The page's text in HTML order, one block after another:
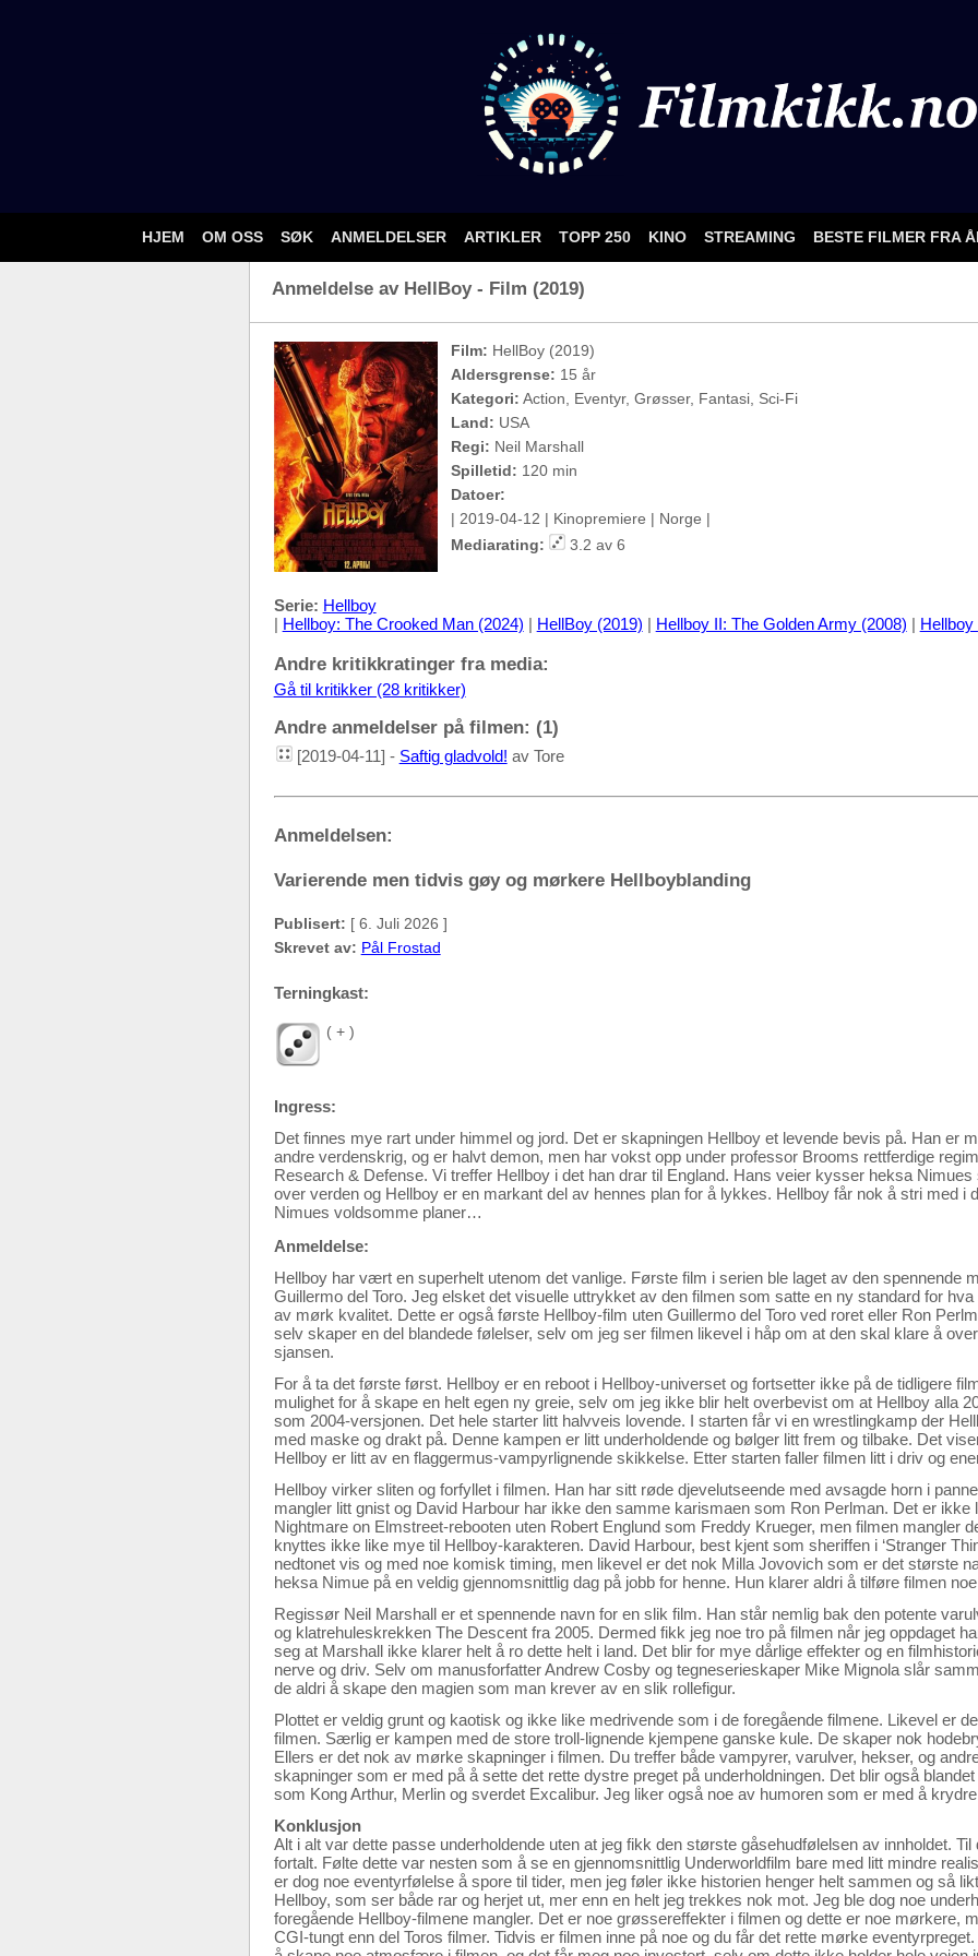
HJEM OM OSS SØK ANMELDELSER ARTIKLER TOPP 250 KINO STREAMING BESTE FILMER FRA
Anmeldelse av HellBoy - Film (2019)
Film: HellBoy (2019)
Aldersgrense: 15 år
Kategori: Action, Eventyr, Grøsser, Fantasi, Sci-Fi
Land: USA
Regi: Neil Marshall
Spilletid: 120 min
Datoer:
| 2019-04-12 | Kinopremiere | Norge |
Mediarating:
3.2 av 6
Serie: Hellboy
| Hellboy: The Crooked Man (2024) | HellBoy (2019) | Hellboy II: The Golden Army (2008) | Hellboy
Andre kritikkratinger fra media:
Gå til kritikker (28 kritikker)
Andre anmeldelser på filmen: (1)
[2019-04-11] - Saftig gladvold! av Tore
Anmeldelsen:
Varierende men tidvis gøy og mørkere Hellboyblanding
Publisert: [ 6. Juli 2026 ]
Skrevet av: Pål Frostad
Terningkast:
( + )
Ingress:
Det finnes mye rart under himmel og jord. Det er skapningen Hellboy et levende bevis på. Han er
andre verdenskrig, og er halvt demon, men har vokst opp under professor Brooms rettferdige
Research & Defense. Vi treffer Hellboy i det han drar til England. Hans veier kysser heksa Nimues
over verden og Hellboy er en markant del av hennes plan for å lykkes. Hellboy får nok å stri med i
Nimues voldsomme planer…
Anmeldelse:
Hellboy har vært en superhelt utenom det vanlige. Første film i serien ble laget av den spennende
Guillermo del Toro. Jeg elsket det visuelle uttrykket av den filmen som satte en ny standard for
av mørk kvalitet. Dette er også første Hellboy-film uten Guillermo del Toro ved roret eller Ron
selv skaper en del blandede følelser, selv om jeg ser filmen likevel i håp om at den skal klare å
sjansen.
For å ta det første først. Hellboy er en reboot i Hellboy-universet og fortsetter ikke på de tidligere
mulighet for å skape en helt egen ny greie, selv om jeg ikke blir helt overbevist om at Hellboy alla
som 2004-versjonen. Det hele starter litt halvveis lovende. I starten får vi en wrestlingkamp der
med maske og drakt på. Denne kampen er litt underholdende og bølger litt frem og tilbake. Det
Hellboy er litt av en flaggermus-vampyrlignende skikkelse. Etter starten faller filmen litt i driv og
Hellboy virker sliten og forfyllet i filmen. Han har sitt røde djevelutseende med avsagde horn i
mangler litt gnist og David Harbour har ikke den samme karismaen som Ron Perlman. Det er ikke
Nightmare on Elmstreet-rebooten uten Robert Englund som Freddy Krueger, men filmen mangler
knyttes ikke like mye til Hellboy-karakteren. David Harbour, best kjent som sheriffen i ‘Stranger
nedtonet vis og med noe komisk timing, men likevel er det nok Milla Jovovich som er det største
heksa Nimue på en veldig gjennomsnittlig dag på jobb for henne. Hun klarer aldri å tilføre filmen
Regissør Neil Marshall er et spennende navn for en slik film. Han står nemlig bak den potente
og klatrehuleskrekken The Descent fra 2005. Dermed fikk jeg noe tro på filmen når jeg oppdaget
seg at Marshall ikke klarer helt å ro dette helt i land. Det blir for mye dårlige effekter og en
nerve og driv. Selv om manusforfatter Andrew Cosby og tegneserieskaper Mike Mignola slår
de aldri å skape den magien som man krever av en slik rollefigur.
Plottet er veldig grunt og kaotisk og ikke like medrivende som i de foregående filmene. Likevel er
filmen. Særlig er kampen med de store troll-lignende kjempene ganske kule. De skaper nok
Ellers er det nok av mørke skapninger i filmen. Du treffer både vampyrer, varulver, hekser, og
skapninger som er med på å sette det rette dystre preget på underholdningen. Det blir også
som Kong Arthur, Merlin og sverdet Excalibur. Jeg liker også noe av humoren som er med å
Konklusjon
Alt i alt var dette passe underholdende uten at jeg fikk den største gåsehudfølelsen av innholdet. Til
fortalt. Følte dette var nesten som å se en gjennomsnittlig Underworldfilm bare med litt mindre
er dog noe eventyrfølelse å spore til tider, men jeg føler ikke historien henger helt sammen og så
Hellboy, som ser både rar og herjet ut, mer enn en helt jeg trekkes nok mot. Jeg ble dog noe
foregående Hellboy-filmene mangler. Det er noe grøssereffekter i filmen og dette er noe mørkere,
CGI-tungt enn del Toros filmer. Tidvis er filmen inne på noe og du får det rette mørke